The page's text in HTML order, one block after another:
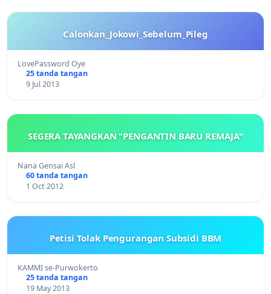
Calonkan_Jokowi_Sebelum_Pileg
LovePassword Oye
25 tanda tangan
9 Jul 2013
SEGERA TAYANGKAN "PENGANTIN BARU REMAJA"
Nana Gensai Asl
60 tanda tangan
1 Oct 2012
Petisi Tolak Pengurangan Subsidi BBM
KAMMI se-Purwokerto
25 tanda tangan
19 May 2013